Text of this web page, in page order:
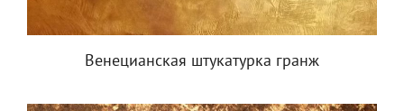
Венецианская штукатурка гранж